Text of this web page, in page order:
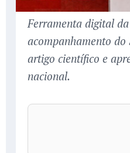
Ferramenta digital
acompanhamento do
artigo científico e
nacional.